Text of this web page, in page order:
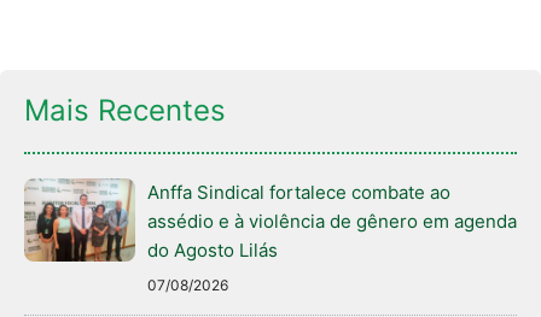
Mais Recentes
Anffa Sindical fortalece combate ao
assédio e à violência de gênero em agenda
do Agosto Lilás
07/08/2026